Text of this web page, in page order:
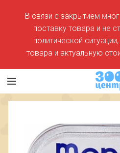
В связи с закрытием
поставку товара и не
политической
товара и актуальную